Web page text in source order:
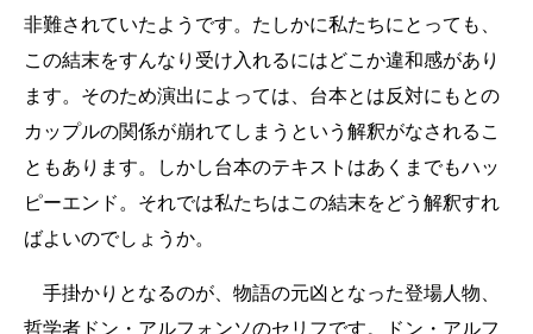
非難されていたようです。たしかに私たちにとっても、
この結末をすんなり受け入れるにはどこか違和感があり
ます。そのため演出によっては、台本とは反対にもとの
カップルの関係が崩れてしまうという解釈がなされるこ
ともあります。しかし台本のテキストはあくまでもハッ
ピーエンド。それでは私たちはこの結末をどう解釈すれ
ばよいのでしょうか。
手掛かりとなるのが、物語の元凶となった登場人物、
哲学者ドン・アルフォンソのセリフです。ドン・アルフ